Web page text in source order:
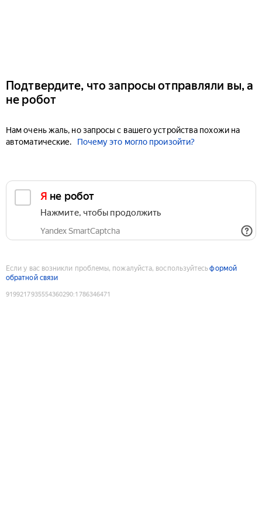
Подтвердите, что запросы отправляли вы, а
не робот
Нам очень жаль, но запросы с вашего устройства похожи на
автоматические.
Почему это могло произойти?
Я не робот
Нажмите, чтобы продолжить
Yandex SmartCaptcha
Если у вас возникли проблемы, пожалуйста, воспользуйтесьформой
обратной связи
9199217935554360290:1786346471